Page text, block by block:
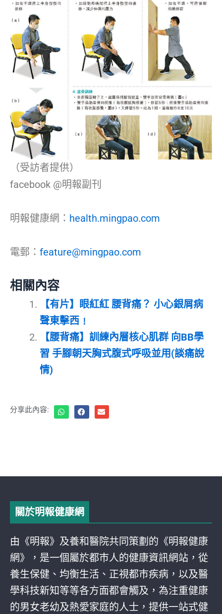
（受訪者提供）
facebook @明報副刊
明報健康網： health.mingpao.com
電郵： feature@mingpao.com
相關內容
【有片】眼紅紅 腰背痛？ 小心銀屑病
聲東擊西﹗
【腰背痛】訓練內層核心肌群 向BB學
習 手腳朝天胸式腹式呼吸並用(談痛說
情)
分享此內容:
關於明報健康網
由《明報》及養和醫院共同策劃的《明報健康
網》，是一個屬於都巿人的健康資訊網站，從
養生保健、均衡生活、正視都巿疾病，以及醫
學科技新知等等各方面都會觸及，為注重健康
的男女老幼及熱愛家庭的人士，提供一站式健